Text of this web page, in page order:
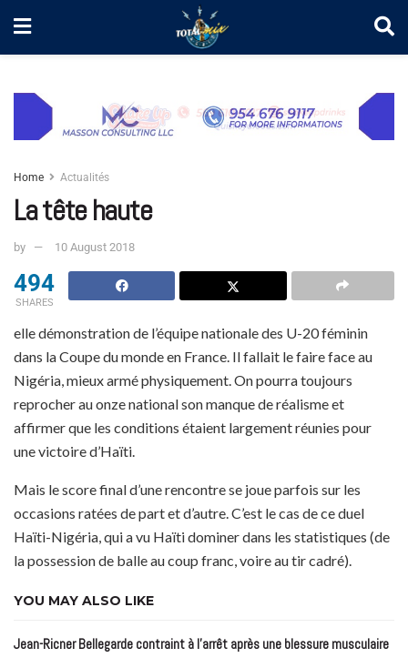
Home Actualités
La tête haute
by 10 August 2018
494
SHARES
elle démonstration de l’équipe nationale des U-20 féminin
dans la Coupe du monde en France. Il fallait le faire face au
Nigéria, mieux armé physiquement. On pourra toujours
reprocher au onze national son manque de réalisme et
affirmer que les conditions étaient largement réunies pour
une victoire d’Haïti.
Mais le score final d’une rencontre se joue parfois sur les
occasions ratées de part et d’autre. C’est le cas de ce duel
Haïti-Nigéria, qui a vu Haïti dominer dans les statistiques (de
la possession de balle au coup franc, voire au tir cadré).
YOU MAY ALSO LIKE
Jean-Ricner Bellegarde contraint à l’arrêt après une blessure musculaire